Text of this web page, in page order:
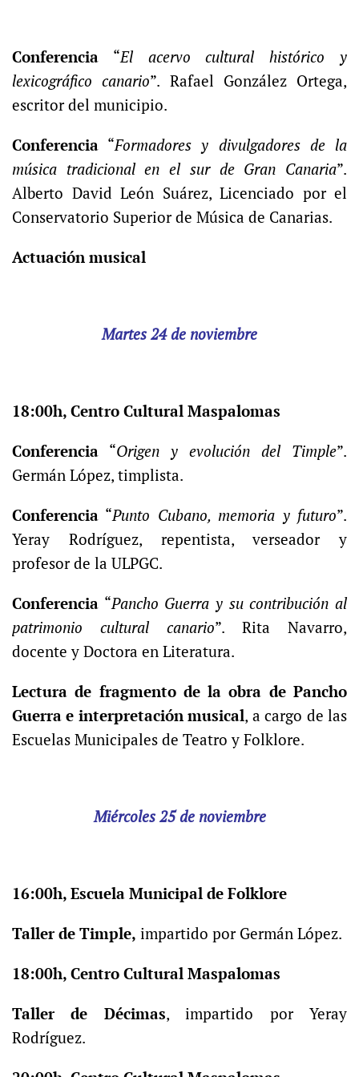
Conferencia “El acervo cultural histórico y
lexicográfico canario”. Rafael González Ortega,
escritor del municipio.
Conferencia “Formadores y divulgadores de la
música tradicional en el sur de Gran Canaria”.
Alberto David León Suárez, Licenciado por el
Conservatorio Superior de Música de Canarias.
Actuación musical
Martes 24 de noviembre
18:00h, Centro Cultural Maspalomas
Conferencia “Origen y evolución del Timple”.
Germán López, timplista.
Conferencia “Punto Cubano, memoria y futuro”.
Yeray Rodríguez, repentista, verseador y
profesor de la ULPGC.
Conferencia “Pancho Guerra y su contribución al
patrimonio cultural canario”. Rita Navarro,
docente y Doctora en Literatura.
Lectura de fragmento de la obra de Pancho
Guerra e interpretación musical, a cargo de las
Escuelas Municipales de Teatro y Folklore.
Miércoles 25 de noviembre
16:00h, Escuela Municipal de Folklore
Taller de Timple, impartido por Germán López.
18:00h, Centro Cultural Maspalomas
Taller de Décimas, impartido por Yeray
Rodríguez.